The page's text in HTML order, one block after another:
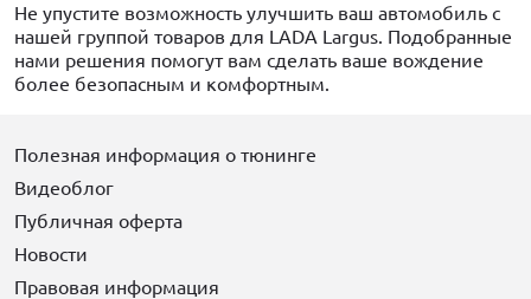
Не упустите возможность улучшить ваш автомобиль с
нашей группой товаров для LADA Largus. Подобранные
нами решения помогут вам сделать ваше вождение
более безопасным и комфортным.
Полезная информация о тюнинге
Видеоблог
Публичная оферта
Новости
Правовая информация